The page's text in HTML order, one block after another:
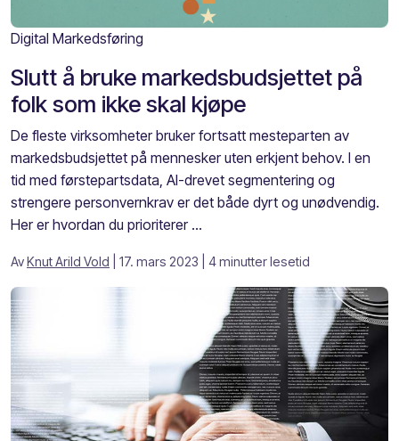
Digital Markedsføring
Slutt å bruke markedsbudsjettet på
folk som ikke skal kjøpe
De fleste virksomheter bruker fortsatt mesteparten av
markedsbudsjettet på mennesker uten erkjent behov. I en
tid med førstepartsdata, AI-drevet segmentering og
strengere personvernkrav er det både dyrt og unødvendig.
Her er hvordan du prioriterer ...
AvKnut Arild Vold | 17. mars 2023 | 4 minutter lesetid